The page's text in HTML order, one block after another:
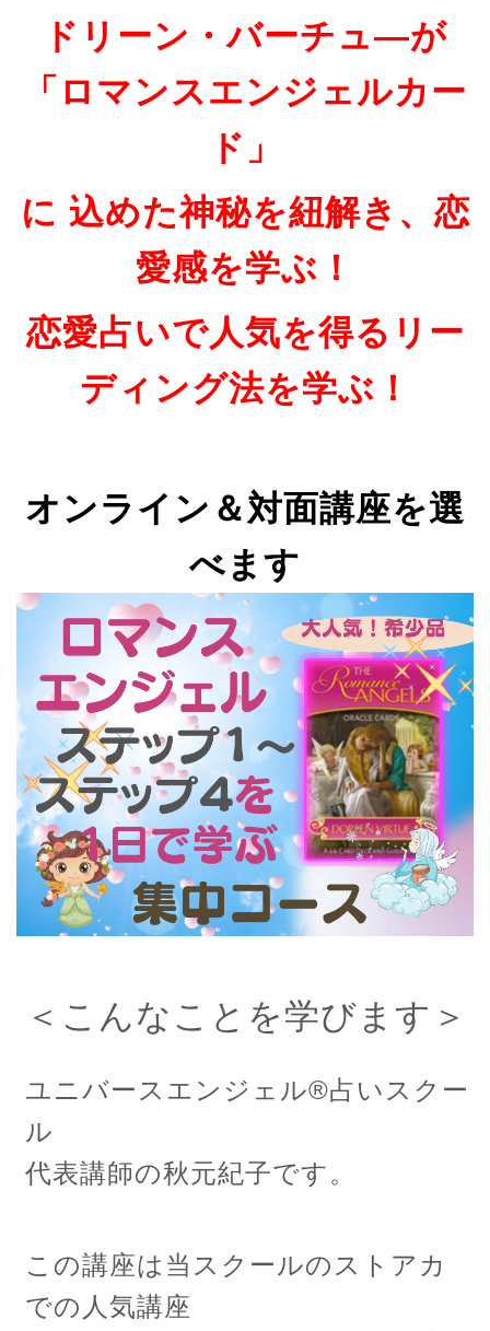
ドリーン・バーチュ―が
「ロマンスエンジェルカー
ド」
に 込めた神秘を紐解き、 恋
愛感を学ぶ！
恋愛占いで人気を得るリー
ディング法を学ぶ！
オンライン＆対面講座を選
べます
＜こんなことを学びます＞
ユニバースエンジェル®占いスクー
ル
代表講師の秋元紀子です。
この講座は当スクールのストアカ
での人気講座